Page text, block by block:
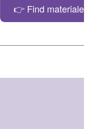
👉 Find